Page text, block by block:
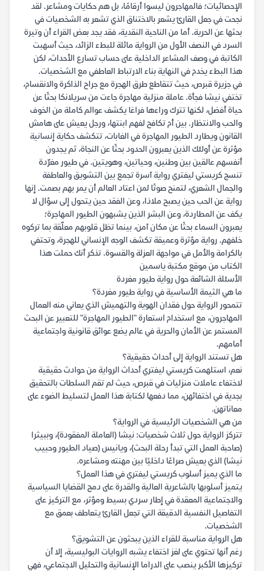
الإحصائيات؛ فالمهاجرون ليسوا أرقامًا، بل هم حكايات ومشاعر. لقد
نجحت في جعل القارئ يشعر بالاختناق الذي تشعر به الشخصيات في
بحثها عن الحرية. أما من الناحية النقدية، فقد يجد بعض القراء أن وتيرة
السرد في النصف الأول من الرواية مائلة للبطء الزائد، حيث أسهبت
الكاتبة في وصف المشاعر الداخلية على حساب تسارع الأحداث، لكن
هذا البطء يخدم في النهاية بناء الارتباط العاطفي مع الشخصيات.
في جزيرة قبرص، حيث تتقاطع طرق الهجرة مع جراح الذاكرة والانقسام،
تختفي نيشا فجأة. عاملة منزلية مهاجرة جاءت من سريلانكا بحثًا عن
حياة أفضل، لكنها تترك وراءها فراغا يكشف عوالم كاملة من الخوف
والحب والانتظار. بين أم تكافح لفهم ابنتها، ورجل يعيش على هامش
القانون ويطارد الطيور المهاجرة في الغابات، تتكشف حكاية إنسانية
مؤثرة عن أولئك الذين يعبرون الحدود بحثًا عن النجاة، ثم يجدون
أنفسهم عالقين بين وطنين، وحياتين، وهويتين. في طيور مغرّدة
تنسج كريستي ليفتري رواية آسرة تجمع بين التشويق والعاطفة
والجمال الشعري، لتمنح صوتًا لمن اعتاد العالم أن يمر بهم بصمت. إنها
رواية عن الحب حين يصبح ملاذا، وعن الفقد حين يتحول إلى سؤال لا
يكف عن المطاردة، وعن البشر الذين يشبهون الطيور المهاجرة؛
يعبرون السماء بحثًا عن مكان آمن، بينما تظل قلوبهم معلّقة بما تركوه
خلفهم. رواية مؤثرة وعميقة تكشف الوجه الإنساني للهجرة، وتحتفي
بالكرامة والأمل في مواجهة العزلة والقسوة. تذكر أنك حملت هذا
الكتاب من موقع مكتبة ياسمين
الأسئلة الشائعة حول رواية طيور مغردة
ما هي الثيمة الأساسية في رواية طيور مغردة؟
تتمحور الرواية حول فقدان الهوية والتهميش الذي يعاني منه العمال
المهاجرون، مع استخدام استعارة "الطيور المهاجرة" للتعبير عن البحث
المستمر عن الأمان والحرية في عالم يضع عوائق قانونية واجتماعية
أمامهم.
هل تستند الرواية إلى أحداث حقيقية؟
نعم، استلهمت كريستي ليفتري أحداث الرواية من حوادث حقيقية
لاختفاء عاملات منزليات في قبرص، حيث لم تقم السلطات بالتحقيق
بجدية في اختفائهن، مما دفعها لكتابة هذا العمل لتسليط الضوء على
معاناتهن.
من هي الشخصيات الرئيسية في الرواية؟
تتركز الرواية حول ثلاث شخصيات: نيشا (العاملة المفقودة)، وببيثرا
(صاحبة العمل التي تبدأ رحلة البحث)، ويانيس (صياد الطيور وحبيب
نيشا) الذي يعيش صراعًا داخليًا بين مهنته ومشاعره.
ما الذي يميز أسلوب كريستي ليفتري في هذا العمل؟
يتميز أسلوبها بالشاعرية العالية والقدرة على دمج القضايا السياسية
والاجتماعية المعقدة في إطار سردي بسيط ومؤثر، مع التركيز على
التفاصيل النفسية الدقيقة التي تجعل القارئ يتعاطف بعمق مع
الشخصيات.
هل الرواية مناسبة للقراء الذين يبحثون عن التشويق؟
رغم أنها تحتوي على لغز اختفاء يشبه الروايات البوليسية، إلا أن
تركيزها الأكبر ينصب على الدراما الإنسانية والتحليل الاجتماعي، فهي